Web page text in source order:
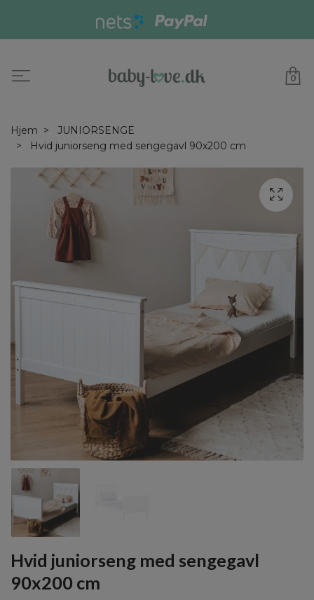
0
Hjem
JUNIORSENGE
Hvid juniorseng med sengegavl 90x200 cm
Hvid juniorseng med sengegavl
90x200 cm